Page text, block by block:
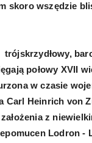
skoro wszędzie
połowy XVII
w czasie
Carl Heinrich von
z
Lodron -